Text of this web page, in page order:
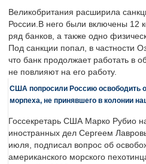
Великобритания расширила
России.В него были включены 12
ряд банков, а также одно
Под санкции попал, в частности
что банк продолжает работать в
не повлияют на его работу.
США попросили Россию освободить
морпеха, не принявшего в колонии
Госсекретарь США Марко Рубио
иностранных дел Сергеем
июля, подписал вопрос об
американского морского